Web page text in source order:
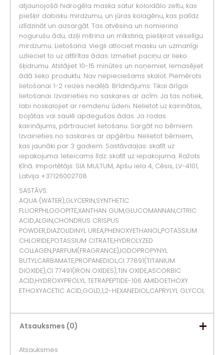
atjaunojošā hidrogēla maska ​​satur koloidālo zeltu, kas
piešķir dabisku mirdzumu, un jūras kolagēnu, kas palīdz
izlīdzināt un aizsargāt. Tas atvēsina un nomierina
nogurušu ādu, dziļi mitrina un mīkstina, piešķirot veselīgu
mirdzumu. Lietošana: Viegli atlociet masku un uzmanīgi
uzlieciet to uz attīrītas ādas. Izmetiet paciņu ar lieko
šķidrumu. Atstājiet 10-15 minūtes un noņemiet. Iemasējiet
ādā lieko produktu. Nav nepieciešams skalot. Piemērots
lietošanai 1-2 reizes nedēļā. Brīdinājums: Tikai ārīgai
lietošanai. Izvairieties no saskares ar acīm. Ja tas notiek,
labi noskalojiet ar remdenu ūdeni. Nelietot uz kairinātas,
bojātas vai saulē apdegušas ādas. Ja rodas
kairinājums, pārtrauciet lietošanu. Sargāt no bērniem.
Izvairieties no saskares ar apģērbu. Nelietot bērniem,
kas jaunāki par 3 gadiem. Sastāvdaļas: skatīt uz
iepakojuma. Ieteicams līdz: skatīt uz iepakojuma. Ražots
Ķīnā. Importētājs: SIA MULTUM, Apšu iela 4, Cēsis, LV-4101,
Latvija +37126002708
SASTĀVS:
AQUA (WATER),GLYCERIN,SYNTHETIC
FLUORPHLOGOPITE,XANTHAN GUM,GLUCOMANNAN,CITRIC
ACID,ALGIN,CHONDRUS CRISPUS
POWDER,DIAZOLIDINYL UREA,PHENOXYETHANOL,POTASSIUM
CHLORIDE,POTASSIUM CITRATE,HYDROLYZED
COLLAGEN,PARFUM(FRAGRANCE),IODOPROPYNYL
BUTYLCARBAMATE,PROPANEDIOL,CI 77891(TITANIUM
DIOXIDE),CI 77491(IRON OXIDES),TIN OXIDE,ASCORBIC
ACID,HYDROXYPROLYL TETRAPEPTIDE-106 AMIDOETHOXY
ETHOXYACETIC ACID,GOLD,1,2-HEXANEDIOL,CAPRYLYL GLYCOL
Atsauksmes (0)
Atsauksmes